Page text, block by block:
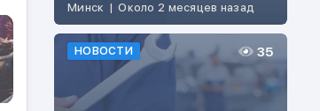
Минск | Около 2 месяцев назад
НОВОСТИ 35